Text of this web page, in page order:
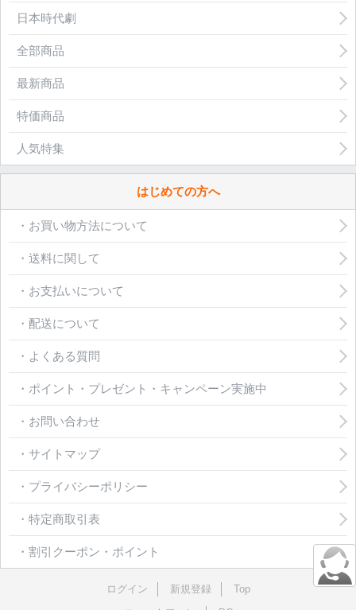
日本時代劇
全部商品
最新商品
特価商品
人気特集
はじめての方へ
・お買い物方法について
・送料に関して
・お支払いについて
・配送について
・よくある質問
・ポイント・プレゼント・キャンペーン実施中
・お問い合わせ
・サイトマップ
・プライバシーポリシー
・特定商取引表
・割引クーポン・ポイント
ログイン 新規登録
Top